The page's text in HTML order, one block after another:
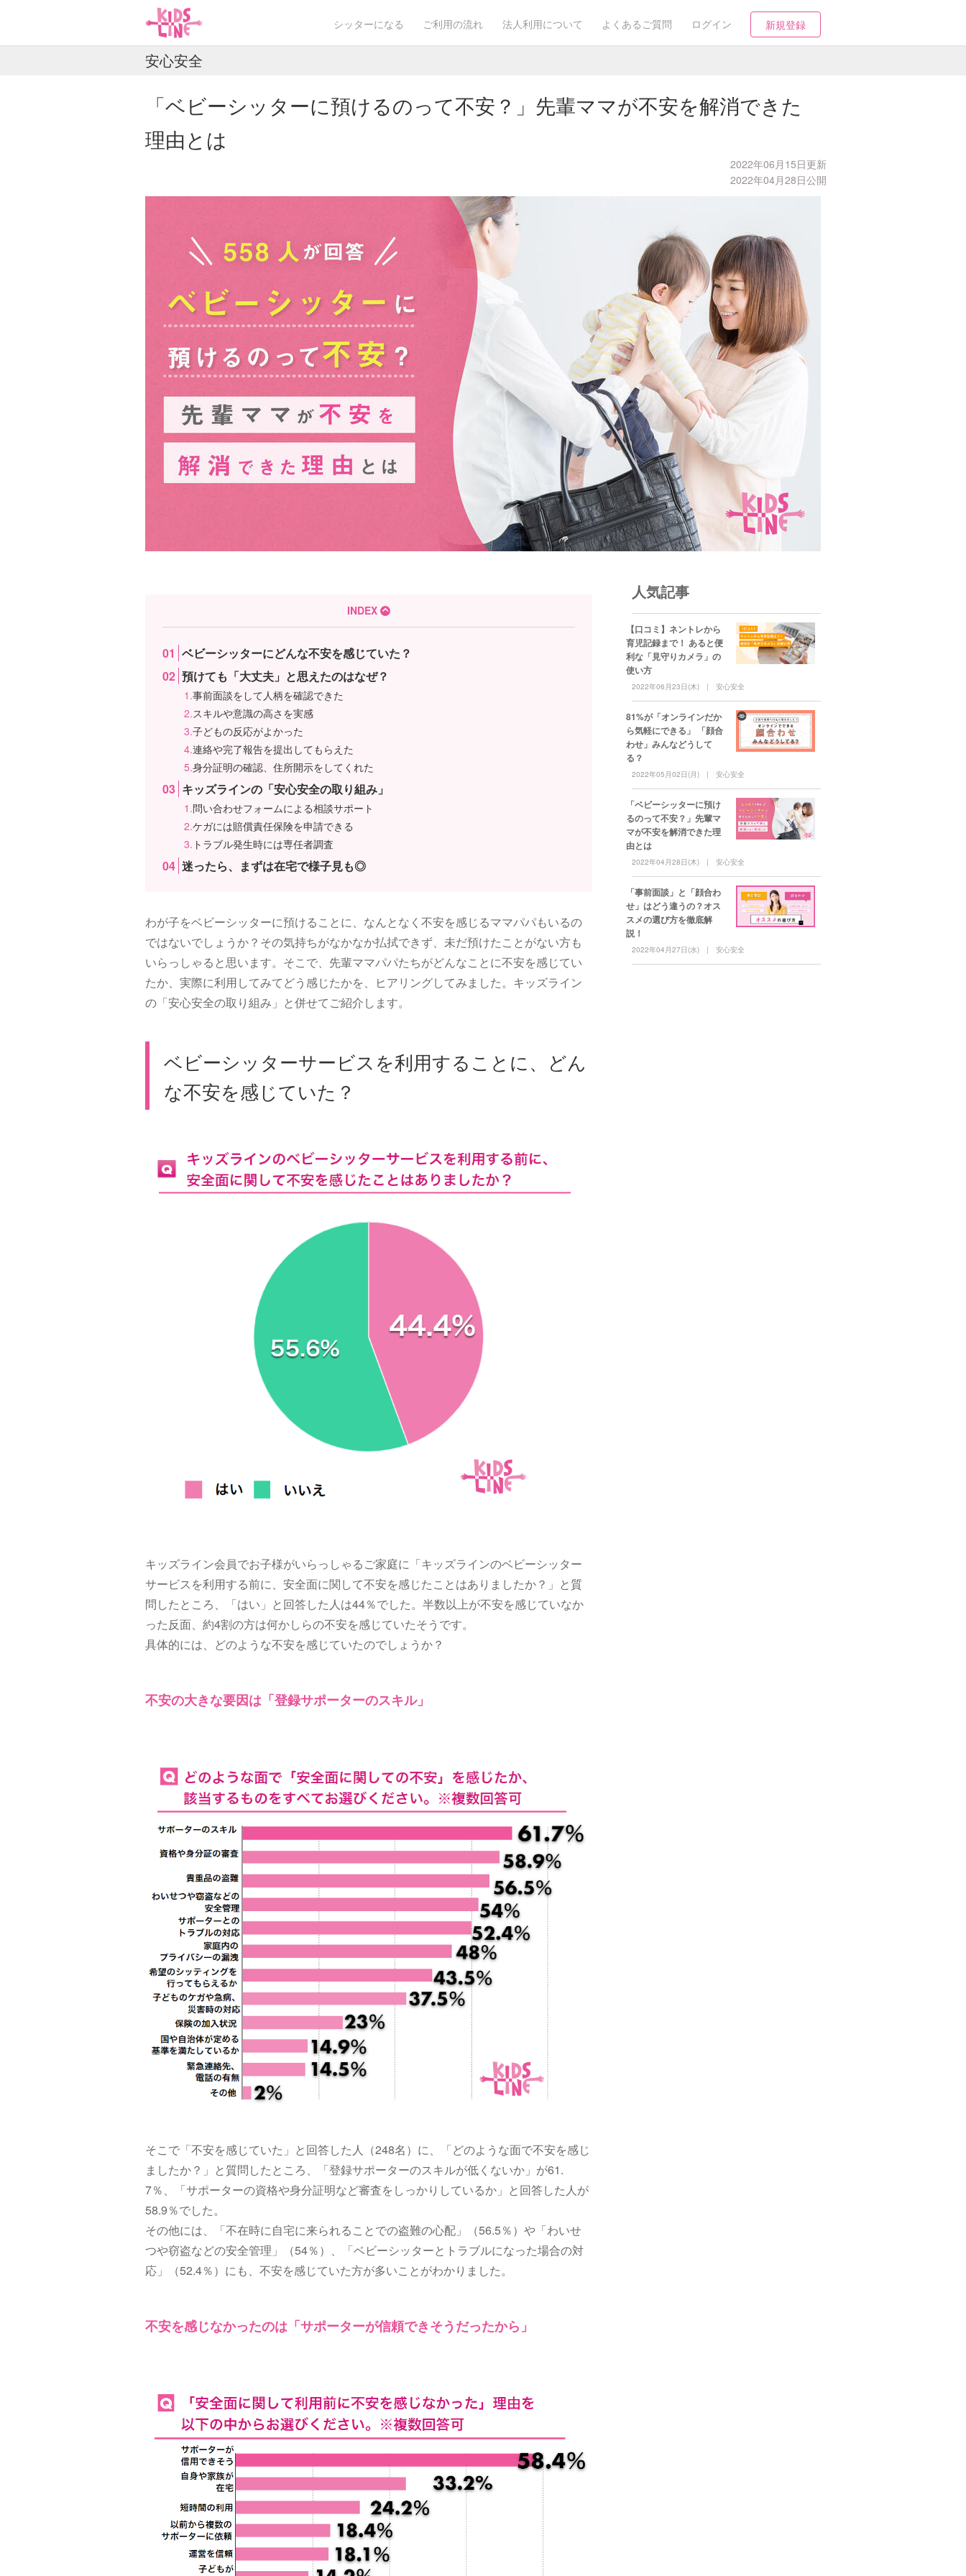
シッターになる ご利用の流れ 法人利用について よくあるご質問 ログイン 新規登録
安心安全
「ベビーシッターに預けるのって不安？」先輩ママが不安を解消できた
理由とは
2022年06月15日更新
2022年04月28日公開
INDEX
ベビーシッターにどんな不安を感じていた？
預けても「大丈夫」と思えたのはなぜ？
事前面談をして人柄を確認できた
スキルや意識の高さを実感
子どもの反応がよかった
連絡や完了報告を提出してもらえた
身分証明の確認、住所開示をしてくれた
キッズラインの「安心安全の取り組み」
問い合わせフォームによる相談サポート
ケガには賠償責任保険を申請できる
トラブル発生時には専任者調査
迷ったら、まずは在宅で様子見も◎
わが子をベビーシッターに預けることに、なんとなく不安を感じるママパパもいるの
ではないでしょうか？その気持ちがなかなか払拭できず、未だ預けたことがない方も
いらっしゃると思います。そこで、先輩ママパパたちがどんなことに不安を感じてい
たか、実際に利用してみてどう感じたかを、ヒアリングしてみました。キッズライン
の「安心安全の取り組み」と併せてご紹介します。
ベビーシッターサービスを利用することに、どん
な不安を感じていた？
キッズライン会員でお子様がいらっしゃるご家庭に「キッズラインのベビーシッター
サービスを利用する前に、安全面に関して不安を感じたことはありましたか？」と質
問したところ、「はい」と回答した人は44％でした。半数以上が不安を感じていなか
った反面、約4割の方は何かしらの不安を感じていたそうです。
具体的には、どのような不安を感じていたのでしょうか？
不安の大きな要因は「登録サポーターのスキル」
そこで「不安を感じていた」と回答した人（248名）に、「どのような面で不安を感じ
ましたか？」と質問したところ、「登録サポーターのスキルが低くないか」が61.
7％、「サポーターの資格や身分証明など審査をしっかりしているか」と回答した人が
58.9％でした。
その他には、「不在時に自宅に来られることでの盗難の心配」（56.5％）や「わいせ
つや窃盗などの安全管理」（54％）、「ベビーシッターとトラブルになった場合の対
応」（52.4％）にも、不安を感じていた方が多いことがわかりました。
不安を感じなかったのは「サポーターが信頼できそうだったから」
人気記事
【口コミ】ネントレから
育児記録まで！ あると便
利な「見守りカメラ」の
使い方
2022年06月23日(木) 安心安全
81%が「オンラインだか
ら気軽にできる」 「顔合
わせ」みんなどうして
る？
2022年05月02日(月) 安心安全
「ベビーシッターに預け
るのって不安？」先輩マ
マが不安を解消できた理
由とは
2022年04月28日(木) 安心安全
「事前面談」と「顔合わ
せ」はどう違うの？オス
スメの選び方を徹底解
説！
2022年04月27日(水) 安心安全